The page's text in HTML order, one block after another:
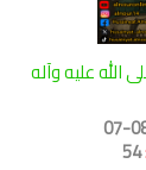
الله عليه وآله
54